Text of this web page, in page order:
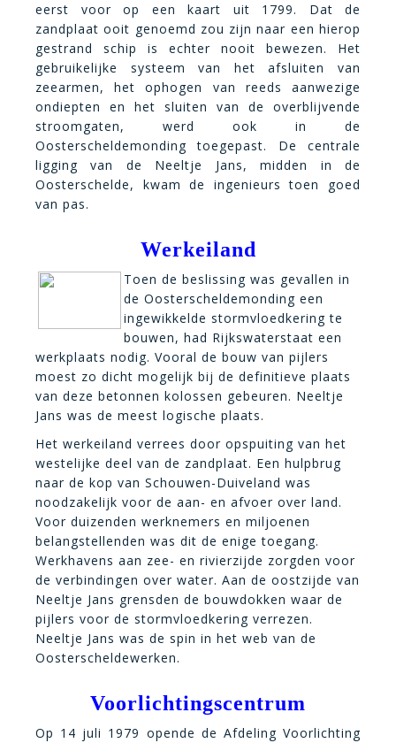
eerst voor op een kaart uit 1799. Dat de
zandplaat ooit genoemd zou zijn naar een hierop
gestrand schip is echter nooit bewezen. Het
gebruikelijke systeem van het afsluiten van
zeearmen, het ophogen van reeds aanwezige
ondiepten en het sluiten van de overblijvende
stroomgaten, werd ook in de
Oosterscheldemonding toegepast. De centrale
ligging van de Neeltje Jans, midden in de
Oosterschelde, kwam de ingenieurs toen goed
van pas.
Werkeiland
Toen de beslissing was gevallen in
de Oosterscheldemonding een
ingewikkelde stormvloedkering te
bouwen, had Rijkswaterstaat een
werkplaats nodig. Vooral de bouw van pijlers
moest zo dicht mogelijk bij de definitieve plaats
van deze betonnen kolossen gebeuren. Neeltje
Jans was de meest logische plaats.
Het werkeiland verrees door opspuiting van het
westelijke deel van de zandplaat. Een hulpbrug
naar de kop van Schouwen-Duiveland was
noodzakelijk voor de aan- en afvoer over land.
Voor duizenden werknemers en miljoenen
belangstellenden was dit de enige toegang.
Werkhavens aan zee- en rivierzijde zorgden voor
de verbindingen over water. Aan de oostzijde van
Neeltje Jans grensden de bouwdokken waar de
pijlers voor de stormvloedkering verrezen.
Neeltje Jans was de spin in het web van de
Oosterscheldewerken.
Voorlichtingscentrum
Op 14 juli 1979 opende de Afdeling Voorlichting